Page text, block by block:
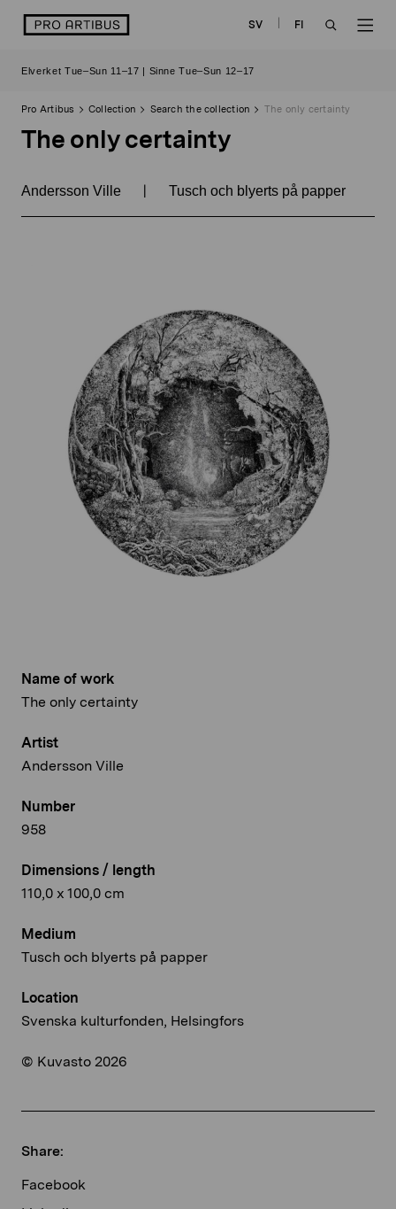
logo SV
FI
Elverket Tue–Sun 11–17 | Sinne Tue–Sun 12–17
Pro Artibus Collection Search the collection The only certainty
The only certainty
Andersson Ville | Tusch och blyerts på papper
Name of work
The only certainty
Artist
Andersson Ville
Number
958
Dimensions / length
110,0 x 100,0 cm
Medium
Tusch och blyerts på papper
Location
Svenska kulturfonden, Helsingfors
© Kuvasto 2026
Share:
Facebook